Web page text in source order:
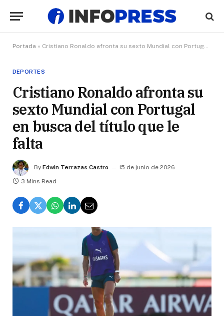
Portada » Cristiano Ronaldo afronta su sexto Mundial con Portugal en busca del título que le falta
DEPORTES
Cristiano Ronaldo afronta su
sexto Mundial con Portugal
en busca del título que le
falta
By Edwin Terrazas Castro
15 de junio de 2026
3 Mins Read